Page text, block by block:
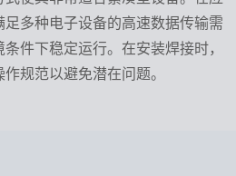
足多种电子设备的高速数据传输需
件下稳定运行。在安装焊接时，
规范以避免潜在问题。